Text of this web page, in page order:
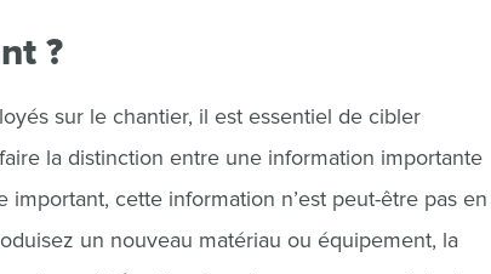
?
sur le chantier, il est essentiel de cibler
la distinction entre une information importante
cette information n’est peut-être pas en
un nouveau matériau ou équipement, la